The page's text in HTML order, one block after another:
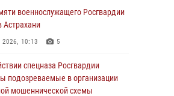
военнослужащего Росгвардии
Астрахани
2026, 10:13 5
спецназа Росгвардии
подозреваемые в организации
мошеннической схемы